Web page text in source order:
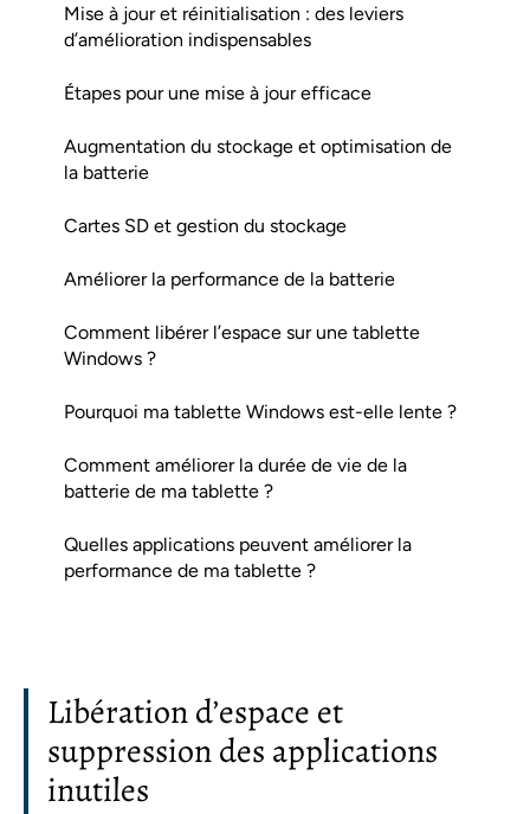
Mise à jour et réinitialisation : des leviers
d’amélioration indispensables
Étapes pour une mise à jour efficace
Augmentation du stockage et optimisation de
la batterie
Cartes SD et gestion du stockage
Améliorer la performance de la batterie
Comment libérer l’espace sur une tablette
Windows ?
Pourquoi ma tablette Windows est-elle lente ?
Comment améliorer la durée de vie de la
batterie de ma tablette ?
Quelles applications peuvent améliorer la
performance de ma tablette ?
Libération d’espace et
suppression des applications
inutiles